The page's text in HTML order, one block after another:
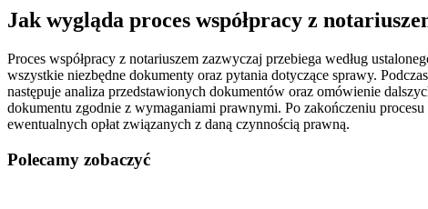
Jak wygląda proces współpracy z
Proces współpracy z notariuszem zazwyczaj przebiega według
wszystkie niezbędne dokumenty oraz pytania dotyczące sprawy.
następuje analiza przedstawionych dokumentów oraz omówienie
dokumentu zgodnie z wymaganiami prawnymi. Po zakończeniu
ewentualnych opłat związanych z daną czynnością prawną.
Polecamy zobaczyć